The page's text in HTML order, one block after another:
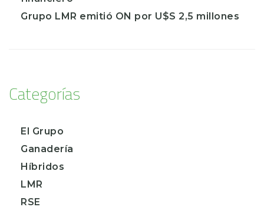
Grupo LMR emitió ON por U$S 2,5 millones
Categorías
El Grupo
Ganadería
Híbridos
LMR
RSE